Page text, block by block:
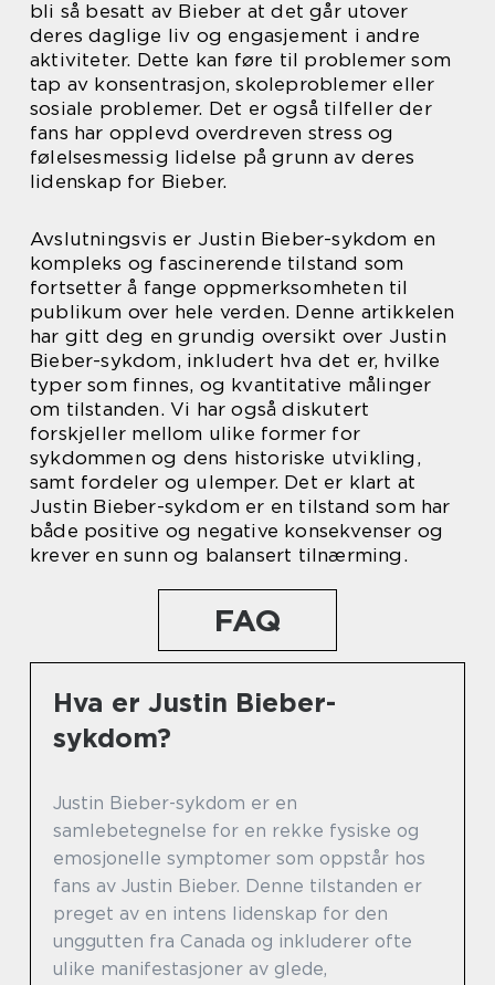
bli så besatt av Bieber at det går utover
deres daglige liv og engasjement i andre
aktiviteter. Dette kan føre til problemer som
tap av konsentrasjon, skoleproblemer eller
sosiale problemer. Det er også tilfeller der
fans har opplevd overdreven stress og
følelsesmessig lidelse på grunn av deres
lidenskap for Bieber.
Avslutningsvis er Justin Bieber-sykdom en
kompleks og fascinerende tilstand som
fortsetter å fange oppmerksomheten til
publikum over hele verden. Denne artikkelen
har gitt deg en grundig oversikt over Justin
Bieber-sykdom, inkludert hva det er, hvilke
typer som finnes, og kvantitative målinger
om tilstanden. Vi har også diskutert
forskjeller mellom ulike former for
sykdommen og dens historiske utvikling,
samt fordeler og ulemper. Det er klart at
Justin Bieber-sykdom er en tilstand som har
både positive og negative konsekvenser og
krever en sunn og balansert tilnærming.
FAQ
Hva er Justin Bieber-
sykdom?
Justin Bieber-sykdom er en
samlebetegnelse for en rekke fysiske og
emosjonelle symptomer som oppstår hos
fans av Justin Bieber. Denne tilstanden er
preget av en intens lidenskap for den
unggutten fra Canada og inkluderer ofte
ulike manifestasjoner av glede,